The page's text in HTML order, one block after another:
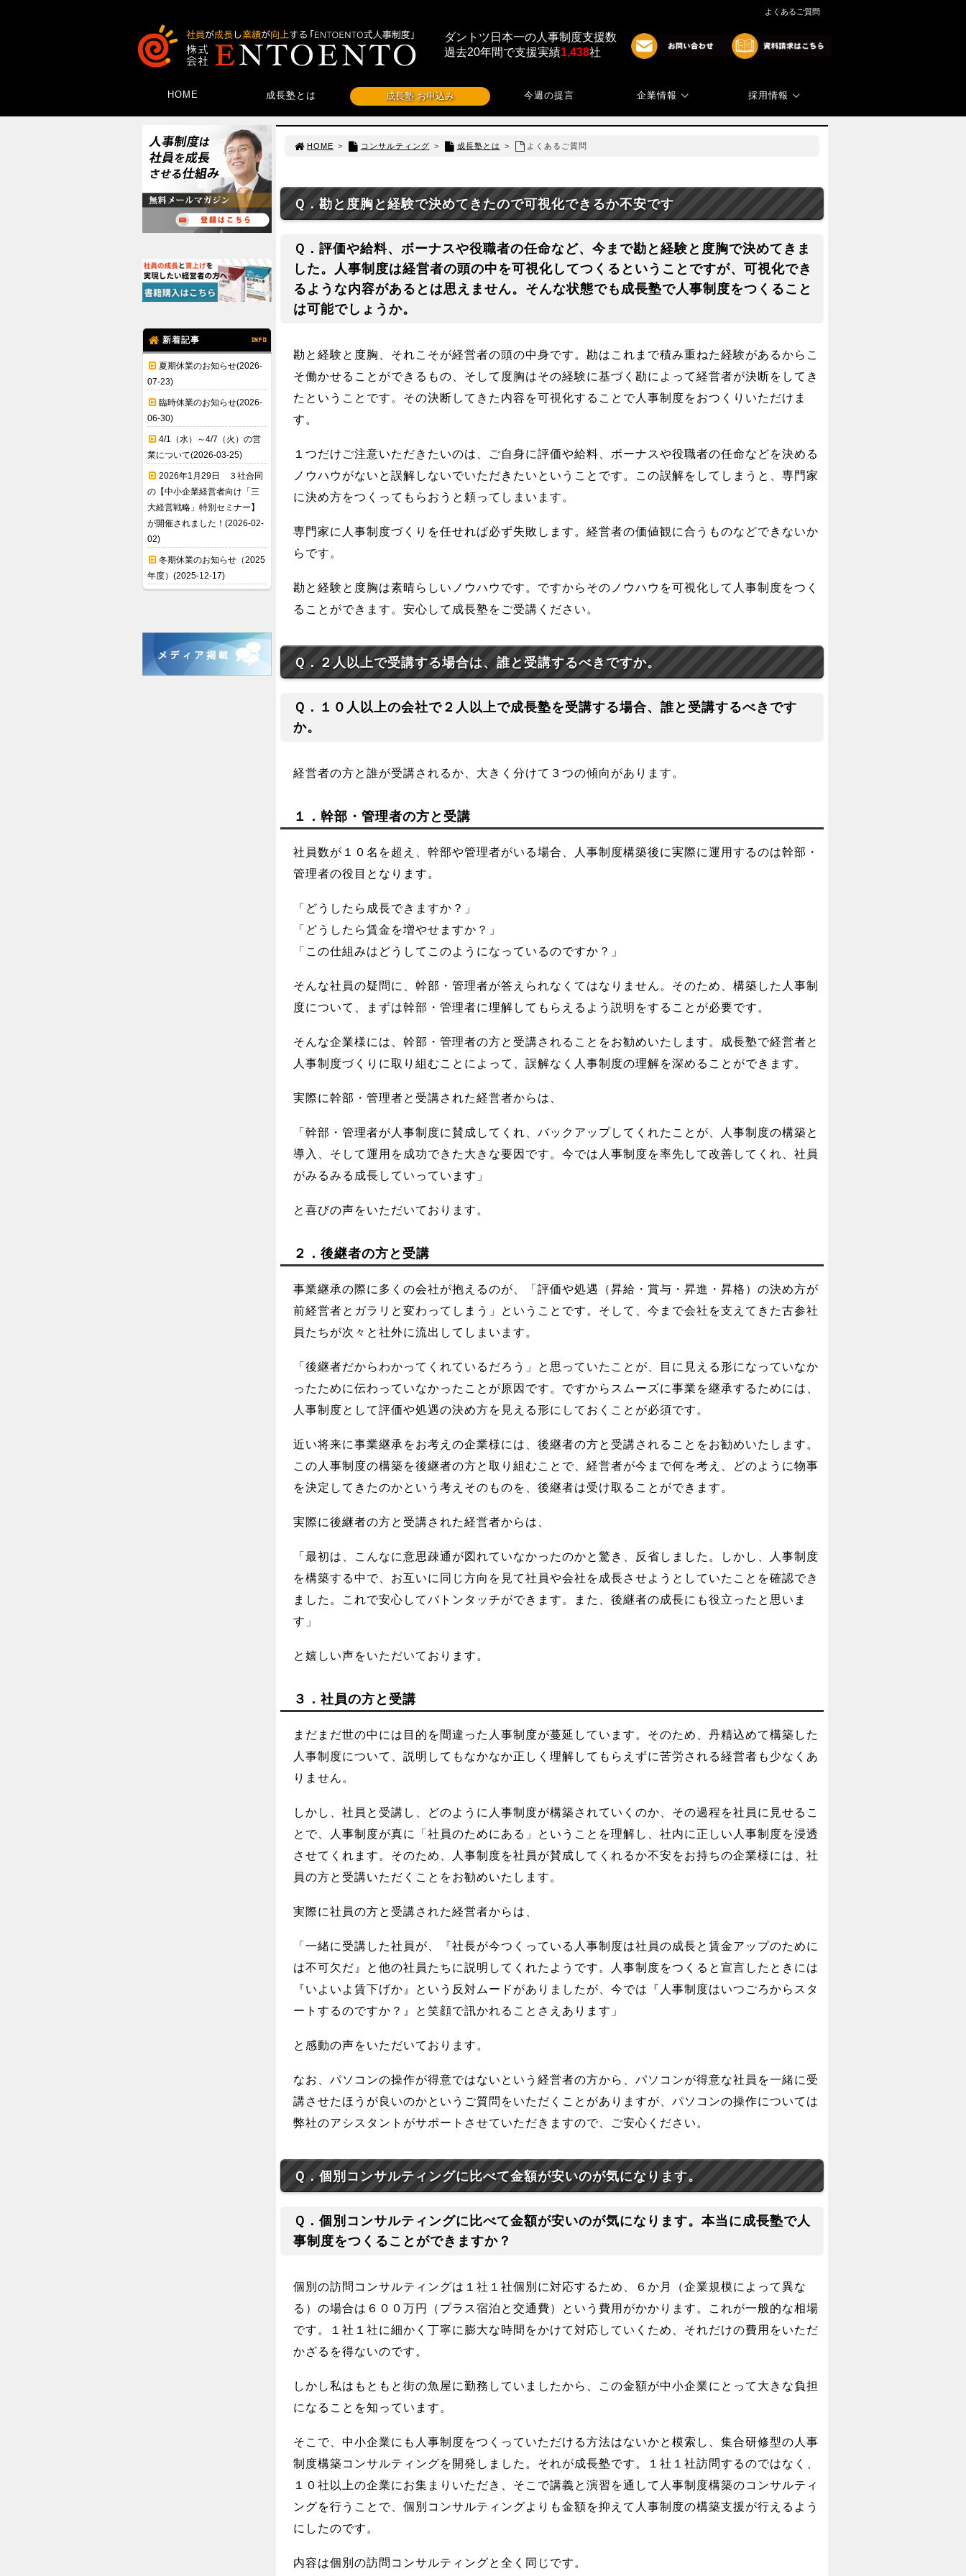
よくあるご質問
ダントツ日本一の人事制度支援数
過去20年間で支援実績1,438社
HOME 成長塾とは 成長塾 お申込み 今週の提言 企業情報 採用情報
HOME > コンサルティング > 成長塾とは > よくあるご質問
Ｑ．勘と度胸と経験で決めてきたので可視化できるか不安です
Ｑ．評価や給料、ボーナスや役職者の任命など、今まで勘と経験と度胸で決めてきま
した。人事制度は経営者の頭の中を可視化してつくるということですが、可視化でき
るような内容があるとは思えません。そんな状態でも成長塾で人事制度をつくること
は可能でしょうか。
勘と経験と度胸、それこそが経営者の頭の中身です。勘はこれまで積み重ねた経験があるからこ
そ働かせることができるもの、そして度胸はその経験に基づく勘によって経営者が決断をしてき
たということです。その決断してきた内容を可視化することで人事制度をおつくりいただけま
す。
１つだけご注意いただきたいのは、ご自身に評価や給料、ボーナスや役職者の任命などを決める
ノウハウがないと誤解しないでいただきたいということです。この誤解をしてしまうと、専門家
に決め方をつくってもらおうと頼ってしまいます。
専門家に人事制度づくりを任せれば必ず失敗します。経営者の価値観に合うものなどできないか
らです。
勘と経験と度胸は素晴らしいノウハウです。ですからそのノウハウを可視化して人事制度をつく
ることができます。安心して成長塾をご受講ください。
Ｑ．２人以上で受講する場合は、誰と受講するべきですか。
Ｑ．１０人以上の会社で２人以上で成長塾を受講する場合、誰と受講するべきです
か。
経営者の方と誰が受講されるか、大きく分けて３つの傾向があります。
１．幹部・管理者の方と受講
社員数が１０名を超え、幹部や管理者がいる場合、人事制度構築後に実際に運用するのは幹部・
管理者の役目となります。
「どうしたら成長できますか？」
「どうしたら賃金を増やせますか？」
「この仕組みはどうしてこのようになっているのですか？」
そんな社員の疑問に、幹部・管理者が答えられなくてはなりません。そのため、構築した人事制
度について、まずは幹部・管理者に理解してもらえるよう説明をすることが必要です。
そんな企業様には、幹部・管理者の方と受講されることをお勧めいたします。成長塾で経営者と
人事制度づくりに取り組むことによって、誤解なく人事制度の理解を深めることができます。
実際に幹部・管理者と受講された経営者からは、
「幹部・管理者が人事制度に賛成してくれ、バックアップしてくれたことが、人事制度の構築と
導入、そして運用を成功できた大きな要因です。今では人事制度を率先して改善してくれ、社員
がみるみる成長していっています」
と喜びの声をいただいております。
２．後継者の方と受講
事業継承の際に多くの会社が抱えるのが、「評価や処遇（昇給・賞与・昇進・昇格）の決め方が
前経営者とガラリと変わってしまう」ということです。そして、今まで会社を支えてきた古参社
員たちが次々と社外に流出してしまいます。
「後継者だからわかってくれているだろう」と思っていたことが、目に見える形になっていなか
ったために伝わっていなかったことが原因です。ですからスムーズに事業を継承するためには、
人事制度として評価や処遇の決め方を見える形にしておくことが必須です。
近い将来に事業継承をお考えの企業様には、後継者の方と受講されることをお勧めいたします。
この人事制度の構築を後継者の方と取り組むことで、経営者が今まで何を考え、どのように物事
を決定してきたのかという考えそのものを、後継者は受け取ることができます。
実際に後継者の方と受講された経営者からは、
「最初は、こんなに意思疎通が図れていなかったのかと驚き、反省しました。しかし、人事制度
を構築する中で、お互いに同じ方向を見て社員や会社を成長させようとしていたことを確認でき
ました。これで安心してバトンタッチができます。また、後継者の成長にも役立ったと思いま
す」
と嬉しい声をいただいております。
３．社員の方と受講
まだまだ世の中には目的を間違った人事制度が蔓延しています。そのため、丹精込めて構築した
人事制度について、説明してもなかなか正しく理解してもらえずに苦労される経営者も少なくあ
りません。
しかし、社員と受講し、どのように人事制度が構築されていくのか、その過程を社員に見せるこ
とで、人事制度が真に「社員のためにある」ということを理解し、社内に正しい人事制度を浸透
させてくれます。そのため、人事制度を社員が賛成してくれるか不安をお持ちの企業様には、社
員の方と受講いただくことをお勧めいたします。
実際に社員の方と受講された経営者からは、
「一緒に受講した社員が、『社長が今つくっている人事制度は社員の成長と賃金アップのために
は不可欠だ』と他の社員たちに説明してくれたようです。人事制度をつくると宣言したときには
『いよいよ賃下げか』という反対ムードがありましたが、今では『人事制度はいつごろからスタ
ートするのですか？』と笑顔で訊かれることさえあります」
と感動の声をいただいております。
なお、パソコンの操作が得意ではないという経営者の方から、パソコンが得意な社員を一緒に受
講させたほうが良いのかというご質問をいただくことがありますが、パソコンの操作については
弊社のアシスタントがサポートさせていただきますので、ご安心ください。
Ｑ．個別コンサルティングに比べて金額が安いのが気になります。
Ｑ．個別コンサルティングに比べて金額が安いのが気になります。本当に成長塾で人
事制度をつくることができますか？
個別の訪問コンサルティングは１社１社個別に対応するため、６か月（企業規模によって異な
る）の場合は６００万円（プラス宿泊と交通費）という費用がかかります。これが一般的な相場
です。１社１社に細かく丁寧に膨大な時間をかけて対応していくため、それだけの費用をいただ
かざるを得ないのです。
しかし私はもともと街の魚屋に勤務していましたから、この金額が中小企業にとって大きな負担
になることを知っています。
そこで、中小企業にも人事制度をつくっていただける方法はないかと模索し、集合研修型の人事
制度構築コンサルティングを開発しました。それが成長塾です。１社１社訪問するのではなく、
１０社以上の企業にお集まりいただき、そこで講義と演習を通して人事制度構築のコンサルティ
ングを行うことで、個別コンサルティングよりも金額を抑えて人事制度の構築支援が行えるよう
にしたのです。
内容は個別の訪問コンサルティングと全く同じです。
新着記事 INFO
夏期休業のお知らせ(2026-
07-23)
臨時休業のお知らせ(2026-
06-30)
4/1（水）～4/7（火）の営
業について(2026-03-25)
2026年1月29日 ３社合同
の【中小企業経営者向け「三
大経営戦略」特別セミナー】
が開催されました！(2026-02-
02)
冬期休業のお知らせ（2025
年度）(2025-12-17)